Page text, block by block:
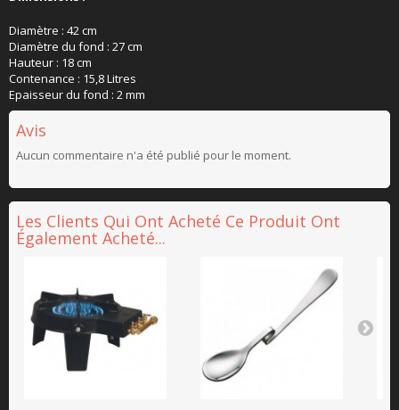
Diamètre : 42 cm
Diamètre du fond : 27 cm
Hauteur : 18 cm
Contenance : 15,8 Litres
Epaisseur du fond : 2 mm
Avis
Aucun commentaire n'a été publié pour le moment.
Les Clients Qui Ont Acheté Ce Produit Ont
Également Acheté...